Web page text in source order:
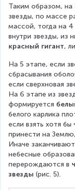
Таким образом, на
звезды, по массе
массой, тогда на
внутри звезды, из
красный гигант,
На 5 этапе, если
сбрасывания
если сверхновая
На 6 этапе из
формируется
белого карлика
если взять хотя
принести на
Иначе
небесные
перерождаются в
звезды (рис. 5).